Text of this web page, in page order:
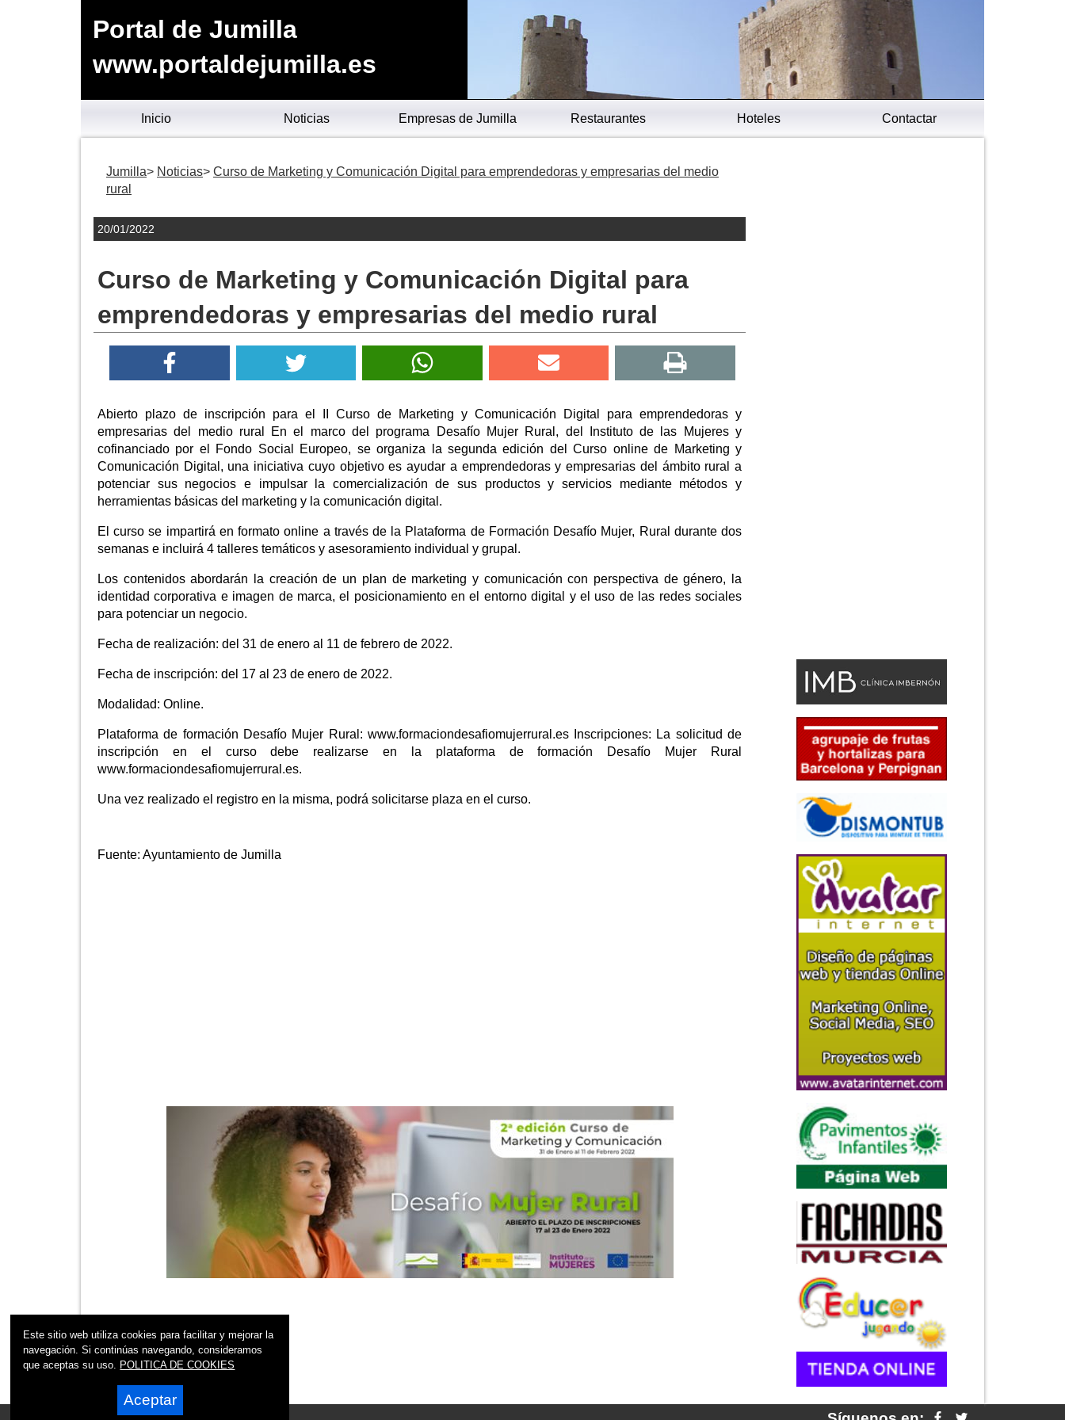
Portal de Jumilla
www.portaldejumilla.es
Inicio Noticias Empresas de Jumilla Restaurantes Hoteles Contactar
Jumilla Noticias
Curso de Marketing y Comunicación Digital para emprendedoras y empresarias del medio
rural
20/01/2022
Curso de Marketing y Comunicación Digital para
emprendedoras y empresarias del medio rural
Abierto plazo de inscripción para el II Curso de Marketing y Comunicación Digital para emprendedoras y
empresarias del medio rural En el marco del programa Desafío Mujer Rural, del Instituto de las Mujeres y
cofinanciado por el Fondo Social Europeo, se organiza la segunda edición del Curso online de Marketing y
Comunicación Digital, una iniciativa cuyo objetivo es ayudar a emprendedoras y empresarias del ámbito rural a
potenciar sus negocios e impulsar la comercialización de sus productos y servicios mediante métodos y
herramientas básicas del marketing y la comunicación digital.
El curso se impartirá en formato online a través de la Plataforma de Formación Desafío Mujer, Rural durante dos
semanas e incluirá 4 talleres temáticos y asesoramiento individual y grupal.
Los contenidos abordarán la creación de un plan de marketing y comunicación con perspectiva de género, la
identidad corporativa e imagen de marca, el posicionamiento en el entorno digital y el uso de las redes sociales
para potenciar un negocio.
Fecha de realización: del 31 de enero al 11 de febrero de 2022.
Fecha de inscripción: del 17 al 23 de enero de 2022.
Modalidad: Online.
Plataforma de formación Desafío Mujer Rural: www.formaciondesafiomujerrural.es Inscripciones: La solicitud de
inscripción en el curso debe realizarse en la plataforma de formación Desafío Mujer Rural
www.formaciondesafiomujerrural.es.
Una vez realizado el registro en la misma, podrá solicitarse plaza en el curso.
Fuente: Ayuntamiento de Jumilla
Este sitio web utiliza cookies para facilitar y mejorar la
navegación. Si continúas navegando, consideramos
que aceptas su uso. POLITICA DE COOKIES
Aceptar